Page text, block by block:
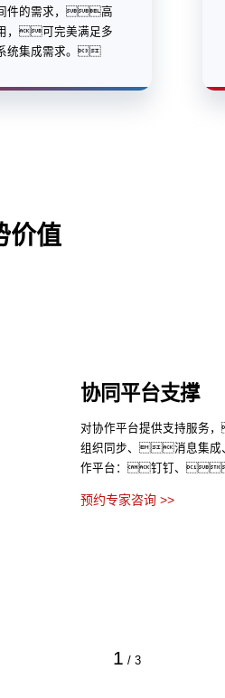
件的需求，高
可完美满足多
集成需求。
价值
1 / 3
协同平台支撑
对协作平台提供支持服
组织同步、消息集
作平台：钉钉、
预约专家咨询 >>